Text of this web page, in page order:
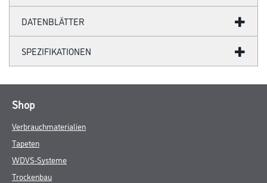
DATENBLÄTTER
SPEZIFIKATIONEN
Shop
Verbrauchmaterialien
Tapeten
WDVS-Systeme
Trockenbau